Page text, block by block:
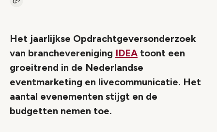
Kopieer link naar artikel
Het jaarlijkse Opdrachtgeversonderzoek
van branchevereniging IDEA toont een
groeitrend in de Nederlandse
eventmarketing en livecommunicatie. Het
aantal evenementen stijgt en de
budgetten nemen toe.